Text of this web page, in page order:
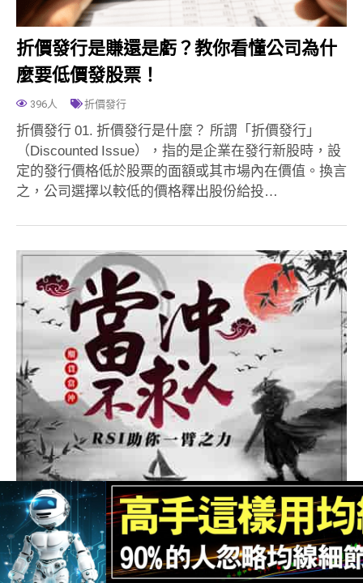
折價發行是賺還是虧？教你看懂公司為什
麼要低價發股票！
396人 折價發行
折價發行 01. 折價發行是什麼？ 所謂「折價發行」
（Discounted Issue），指的是企業在發行新股時，設
定的發行價格低於股票的面額或其市場內在價值。換言
之，公司選擇以較低的價格釋出股份給投…
用RSI當沖，買在底部，應用在股票和期貨
當沖
8334人 RSI指標